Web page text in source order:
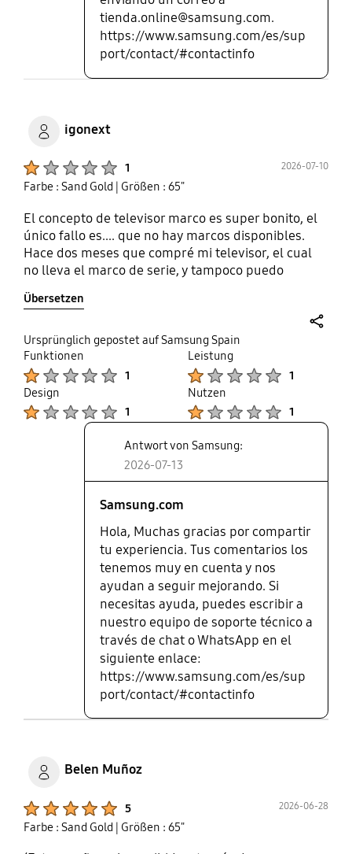
tienda.online@samsung.com.
https://www.samsung.com/es/sup
port/contact/#contactinfo
igonext
1 2026-07-10
Farbe : Sand Gold | Größen : 65"
El concepto de televisor marco es super bonito, el
único fallo es.... que no hay marcos disponibles.
Hace dos meses que compré mi televisor, el cual
no lleva el marco de serie, y tampoco puedo
ni arena desde entonces. Ahora ya ni madera
fuerte es la estética, porque a nivel imagen los hay
mejores.... y no tengo ni imagen ni estética. Si
preguntas, tampoco te saben decir previsión.
Entras en la web de otros países y sí que hay.... no
entiendo lo que ocurre y ya me siento estafado.
Übersetzen
Ursprünglich gepostet auf Samsung Spain
Funktionen
1
Leistung
1
Design
1
Nutzen
1
Antwort von Samsung:
2026-07-13
Samsung.com
Hola, Muchas gracias por compartir
tu experiencia. Tus comentarios los
tenemos muy en cuenta y nos
ayudan a seguir mejorando. Si
necesitas ayuda, puedes escribir a
nuestro equipo de soporte técnico a
través de chat o WhatsApp en el
siguiente enlace:
https://www.samsung.com/es/sup
port/contact/#contactinfo
Belen Muñoz
5 2026-06-28
Farbe : Sand Gold | Größen : 65"